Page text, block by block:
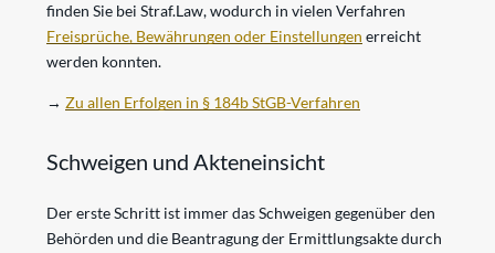
finden Sie bei Straf.Law, wodurch in vielen Verfahren
Freisprüche, Bewährungen oder Einstellungen erreicht
werden konnten.
→ Zu allen Erfolgen in § 184b StGB-Verfahren
Schweigen und Akteneinsicht
Der erste Schritt ist immer das Schweigen gegenüber den
Behörden und die Beantragung der Ermittlungsakte durch